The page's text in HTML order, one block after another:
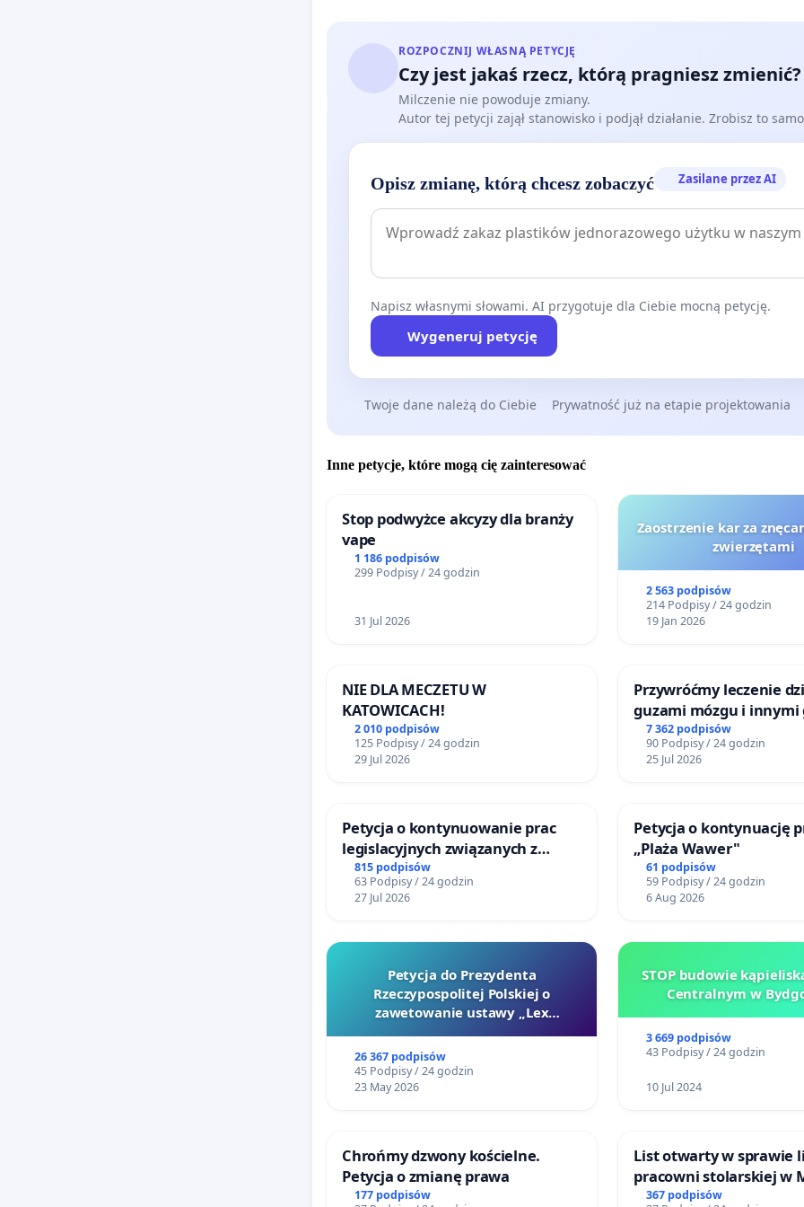
ROZPOCZNIJ WŁASNĄ PETYCJĘ
Czy jest jakaś rzecz, którą pragniesz zmienić?
Milczenie nie powoduje zmiany.
Autor tej petycji zajął stanowisko i podjął działanie. Zrobisz to
Opisz zmianę, którą chcesz zobaczyć Zasilane przez AI
Napisz własnymi słowami. AI przygotuje dla Ciebie mocną petycję.
Wygeneruj petycję
Twoje dane należą do Ciebie Prywatność już na etapie projektowania
Inne petycje, które mogą cię zainteresować
Stop podwyżce akcyzy dla branży
vape
1 186 podpisów
299 Podpisy / 24 godzin
31 Jul 2026
Zaostrzenie kar za
zwierzętami
2 563 podpisów
214 Podpisy / 24 godzin
19 Jan 2026
NIE DLA MECZETU W
KATOWICACH!
2 010 podpisów
125 Podpisy / 24 godzin
29 Jul 2026
Przywróćmy leczenie
guzami mózgu i innymi
litymi do
Centrum Zdrowia
Katowicach
7 362 podpisów
90 Podpisy / 24 godzin
25 Jul 2026
Petycja o kontynuowanie prac
legislacyjnych związanych z
reformą prawa rodzinnego
815 podpisów
63 Podpisy / 24 godzin
27 Jul 2026
Petycja o kontynuację
„Plaża Wawer"
61 podpisów
59 Podpisy / 24 godzin
6 Aug 2026
Petycja do Prezydenta
Rzeczypospolitej Polskiej o
zawetowanie ustawy „Lex
26 367 podpisów
45 Podpisy / 24 godzin
23 May 2026
STOP budowie
Centralnym w
3 669 podpisów
43 Podpisy / 24 godzin
10 Jul 2024
Chrońmy dzwony kościelne.
Petycja o zmianę prawa
177 podpisów
List otwarty w sprawie
pracowni stolarskiej w
Teatrze Miniatura w
367 podpisów